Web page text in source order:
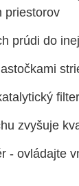
priestorov
prúdi do
filter
zvyšuje
- ovládajte